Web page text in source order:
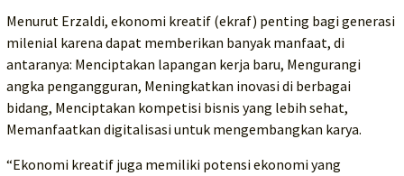
Menurut Erzaldi, ekonomi kreatif (ekraf) penting bagi generasi
milenial karena dapat memberikan banyak manfaat, di
antaranya: Menciptakan lapangan kerja baru, Mengurangi
angka pengangguran, Meningkatkan inovasi di berbagai
bidang, Menciptakan kompetisi bisnis yang lebih sehat,
Memanfaatkan digitalisasi untuk mengembangkan karya.
“Ekonomi kreatif juga memiliki potensi ekonomi yang